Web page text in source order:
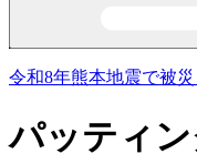
令和8年熊本地震で被
パッティ